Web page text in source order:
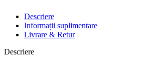
Descriere
Informații suplimentare
Livrare & Retur
Descriere